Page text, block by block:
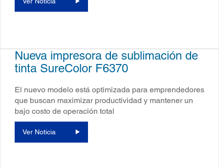
Nueva impresora de sublimación de
tinta SureColor F6370
El nuevo modelo está optimizada para emprendedores
que buscan maximizar productividad y mantener un
bajo costo de operación total
Ver Noticia